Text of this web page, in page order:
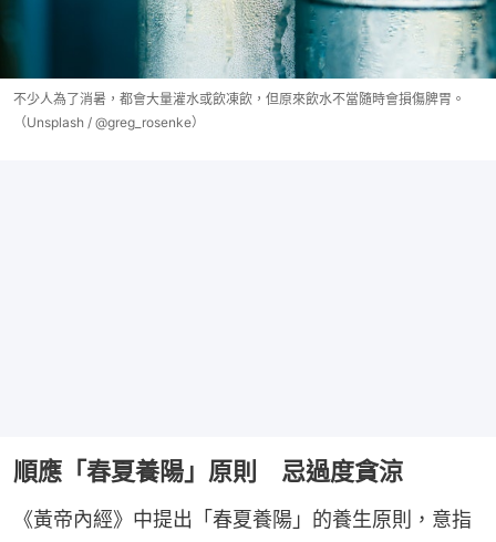
不少人為了消暑，都會大量灌水或飲凍飲，但原來飲水不當隨時會損傷脾胃。
（Unsplash / @greg_rosenke）
順應「春夏養陽」原則 忌過度貪涼
《黃帝內經》中提出「春夏養陽」的養生原則，意指